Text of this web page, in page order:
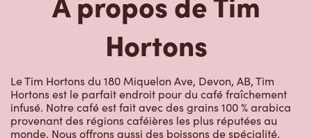
Hortons
Le Tim Hortons du 180 Miquelon Ave, Devon, AB, Tim
Hortons est le parfait endroit pour du café fraîchement
infusé. Notre café est fait avec des grains 100 % arabica
provenant des régions caféières les plus réputées au
monde. Nous offrons aussi des boissons de spécialité,